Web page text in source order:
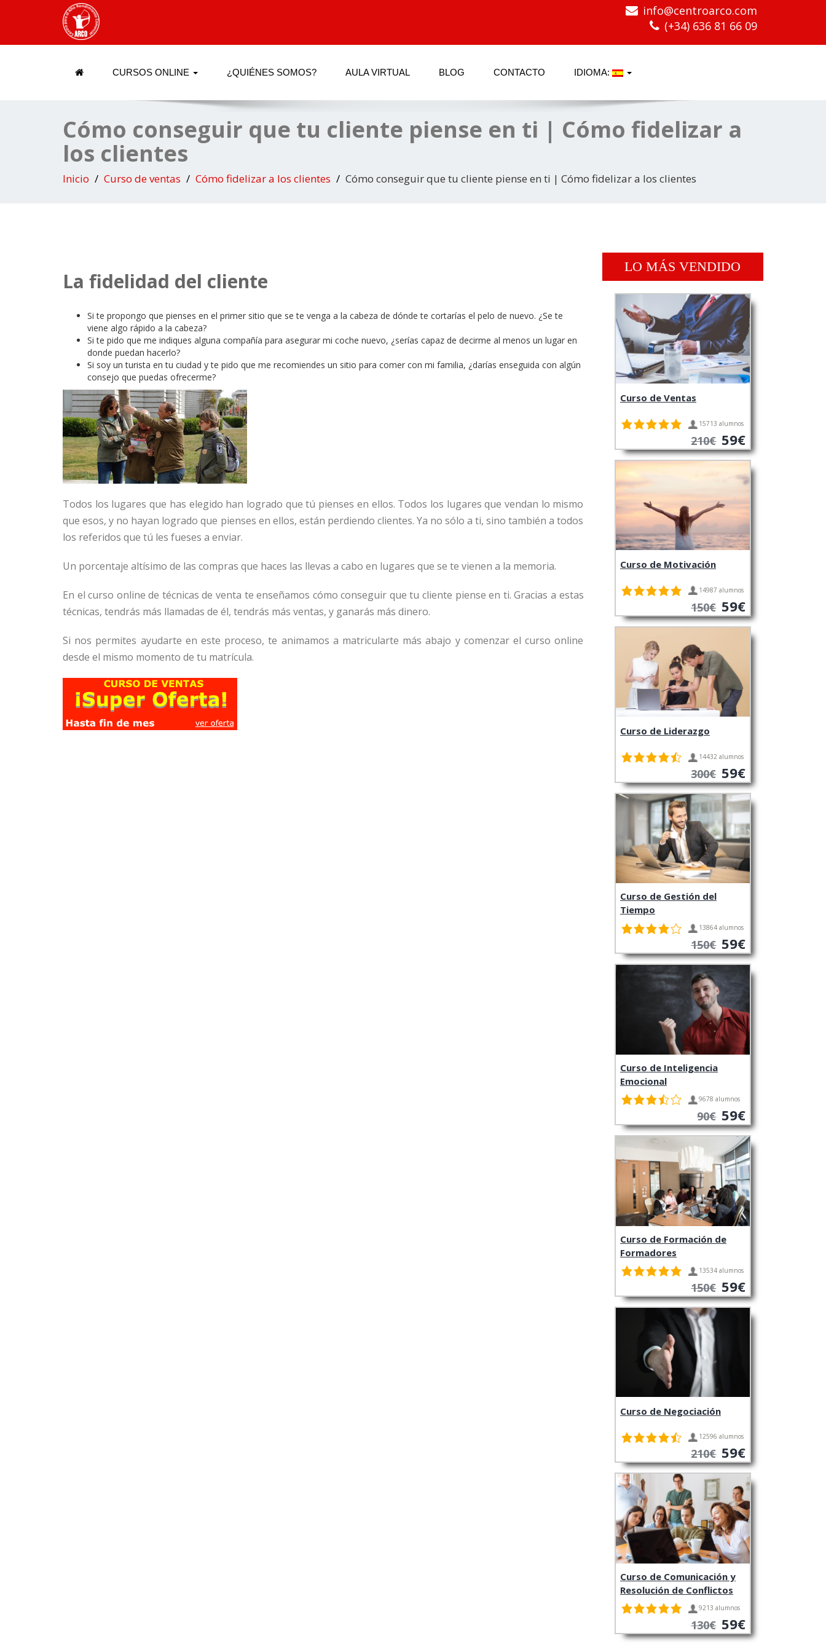
info@centroarco.com
(+34) 636 81 66 09
CURSOS ONLINE ¿QUIÉNES SOMOS? AULA VIRTUAL BLOG CONTACTO IDIOMA:
Cómo conseguir que tu cliente piense en ti | Cómo fidelizar a
los clientes
Inicio Curso de ventas Cómo fidelizar a los clientes Cómo conseguir que tu cliente piense en ti | Cómo fidelizar a los clientes
La fidelidad del cliente
Si te propongo que pienses en el primer sitio que se te venga a la cabeza de dónde te cortarías el pelo de nuevo. ¿Se te
viene algo rápido a la cabeza?
Si te pido que me indiques alguna compañía para asegurar mi coche nuevo, ¿serías capaz de decirme al menos un lugar en
donde puedan hacerlo?
Si soy un turista en tu ciudad y te pido que me recomiendes un sitio para comer con mi familia, ¿darías enseguida con algún
consejo que puedas ofrecerme?
Todos los lugares que has elegido han logrado que tú pienses en ellos. Todos los lugares que vendan lo mismo
que esos, y no hayan logrado que pienses en ellos, están perdiendo clientes. Ya no sólo a ti, sino también a todos
los referidos que tú les fueses a enviar.
Un porcentaje altísimo de las compras que haces las llevas a cabo en lugares que se te vienen a la memoria.
En el curso online de técnicas de venta te enseñamos cómo conseguir que tu cliente piense en ti. Gracias a estas
técnicas, tendrás más llamadas de él, tendrás más ventas, y ganarás más dinero.
Si nos permites ayudarte en este proceso, te animamos a matricularte más abajo y comenzar el curso online
desde el mismo momento de tu matrícula.
LO MÁS VENDIDO
Curso de Ventas
15713 alumnos
210€ 59€
Curso de Motivación
14987 alumnos
150€ 59€
Curso de Liderazgo
14432 alumnos
300€ 59€
Curso de Gestión del
Tiempo
13864 alumnos
150€ 59€
Curso de Inteligencia
Emocional
9678 alumnos
90€ 59€
Curso de Formación de
Formadores
13534 alumnos
150€ 59€
Curso de Negociación
12596 alumnos
210€ 59€
Curso de Comunicación y
Resolución de Conflictos
9213 alumnos
130€ 59€